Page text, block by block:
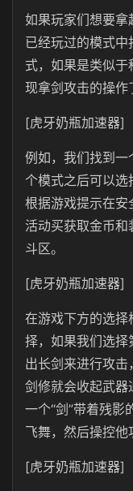
如果玩家们想要
已经玩过的模式
式，如果是类似
现拿剑攻击的操作
[虎牙奶瓶加速器]
例如，我们找到一
个模式之后可以
根据游戏提示在
活动买获取金币
斗区。
[虎牙奶瓶加速器]
在游戏下方的选
择，如果我们选择
出长剑来进行攻击
剑修就会收起武
一个“剑”带着残影
飞舞，然后操控他
[虎牙奶瓶加速器]